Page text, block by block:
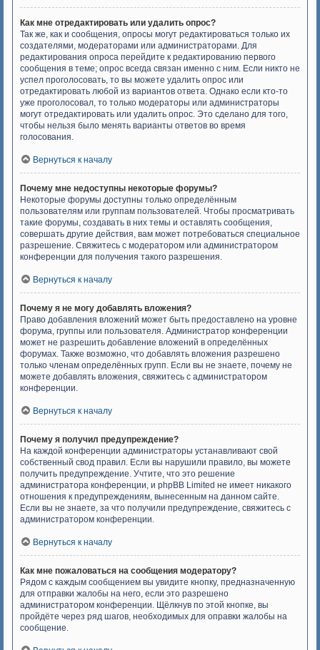
Как мне отредактировать или удалить опрос?
Так же, как и сообщения, опросы могут редактироваться только их
создателями, модераторами или администраторами. Для
редактирования опроса перейдите к редактированию первого
сообщения в теме; опрос всегда связан именно с ним. Если никто не
успел проголосовать, то вы можете удалить опрос или
отредактировать любой из вариантов ответа. Однако если кто-то
уже проголосовал, то только модераторы или администраторы
могут отредактировать или удалить опрос. Это сделано для того,
чтобы нельзя было менять варианты ответов во время
голосования.
Вернуться к началу
Почему мне недоступны некоторые форумы?
Некоторые форумы доступны только определённым
пользователям или группам пользователей. Чтобы просматривать
такие форумы, создавать в них темы и оставлять сообщения,
совершать другие действия, вам может потребоваться специальное
разрешение. Свяжитесь с модератором или администратором
конференции для получения такого разрешения.
Вернуться к началу
Почему я не могу добавлять вложения?
Право добавления вложений может быть предоставлено на уровне
форума, группы или пользователя. Администратор конференции
может не разрешить добавление вложений в определённых
форумах. Также возможно, что добавлять вложения разрешено
только членам определённых групп. Если вы не знаете, почему не
можете добавлять вложения, свяжитесь с администратором
конференции.
Вернуться к началу
Почему я получил предупреждение?
На каждой конференции администраторы устанавливают свой
собственный свод правил. Если вы нарушили правило, вы можете
получить предупреждение. Учтите, что это решение
администратора конференции, и phpBB Limited не имеет никакого
отношения к предупреждениям, вынесенным на данном сайте.
Если вы не знаете, за что получили предупреждение, свяжитесь с
администратором конференции.
Вернуться к началу
Как мне пожаловаться на сообщения модератору?
Рядом с каждым сообщением вы увидите кнопку, предназначенную
для отправки жалобы на него, если это разрешено
администратором конференции. Щёлкнув по этой кнопке, вы
пройдёте через ряд шагов, необходимых для оправки жалобы на
сообщение.